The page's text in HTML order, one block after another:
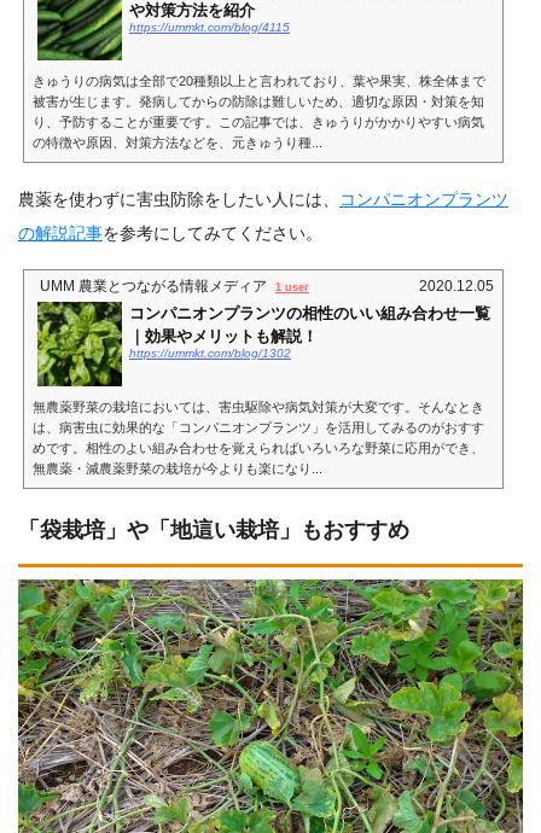
や対策方法を紹介
https://ummkt.com/blog/4115
きゅうりの病気は全部で20種類以上と言われており、葉や果実、株全体まで
被害が生じます。発病してからの防除は難しいため、適切な原因・対策を知
り、予防することが重要です。この記事では、きゅうりがかかりやすい病気
の特徴や原因、対策方法などを、元きゅうり種...
農薬を使わずに害虫防除をしたい人には、
コンパニオンプランツ
の解説記事を参考にしてみてください。
UMM 農業とつながる情報メディア 1 user 2020.12.05
コンパニオンプランツの相性のいい組み合わせ一覧
｜効果やメリットも解説！
https://ummkt.com/blog/1302
無農薬野菜の栽培においては、害虫駆除や病気対策が大変です。そんなとき
は、病害虫に効果的な「コンパニオンプランツ」を活用してみるのがおすす
めです。相性のよい組み合わせを覚えらればいろいろな野菜に応用ができ、
無農薬・減農薬野菜の栽培が今よりも楽になり...
「袋栽培」や「地這い栽培」もおすすめ